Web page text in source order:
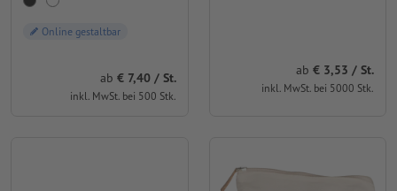
Online gestaltbar
ab 7,40 / St.
inkl. MwSt. bei 500 Stk.
ab 3,53 / St.
inkl. MwSt. bei 5000 Stk.